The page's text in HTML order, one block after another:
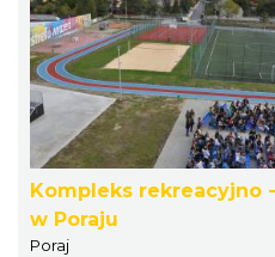
Kompleks rekreacyjno
w Poraju
Poraj